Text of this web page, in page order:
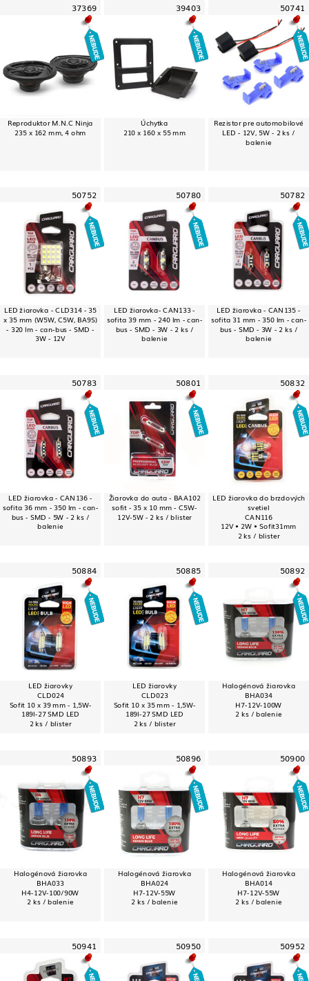
37369
Reproduktor M.N.C Ninja
235 x 162 mm, 4 ohm
39403
Úchytka
210 x 160 x 55 mm
50741
Rezistor pre automobilové
LED - 12V, 5W - 2 ks /
balenie
50752
LED žiarovka - CLD314 - 35
x 35 mm (W5W, C5W, BA9S)
- 320 lm - can-bus - SMD -
3W - 12V
50780
LED žiarovka- CAN133 -
sofita 39 mm - 240 lm - can-
bus - SMD - 3W - 2 ks /
balenie
50782
LED žiarovka - CAN135 -
sofita 31 mm - 350 lm - can-
bus - SMD - 3W - 2 ks /
balenie
50783
LED žiarovka - CAN136 -
sofita 36 mm - 350 lm - can-
bus - SMD - 5W - 2 ks /
balenie
50801
Žiarovka do auta - BAA102
sofit - 35 x 10 mm - C5W-
12V-5W - 2 ks / blister
50832
LED žiarovka do brzdových
svetiel
CAN116
12V • 2W • Sofit31mm
2 ks / blister
50884
LED žiarovky
CLD024
Sofit 10 x 39 mm - 1,5W-
189l-27 SMD LED
2 ks / blister
50885
LED žiarovky
CLD023
Sofit 10 x 35 mm - 1,5W-
189l-27 SMD LED
2 ks / blister
50892
Halogénová žiarovka
BHA034
H7-12V-100W
2 ks / balenie
50893
Halogénová žiarovka
BHA033
H4-12V-100/90W
2 ks / balenie
50896
Halogénová žiarovka
BHA024
H7-12V-55W
2 ks / balenie
50900
Halogénová žiarovka
BHA014
H7-12V-55W
2 ks / balenie
50941 50950 50952